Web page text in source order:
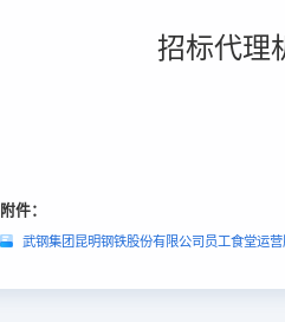
招标代理
附件：
武钢集团昆明钢铁股份有限公司员工食堂运